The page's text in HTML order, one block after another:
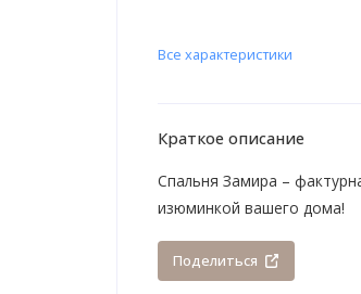
Все характеристики
Краткое описание
Спальня Замира –
изюминкой вашего дома!
Поделиться